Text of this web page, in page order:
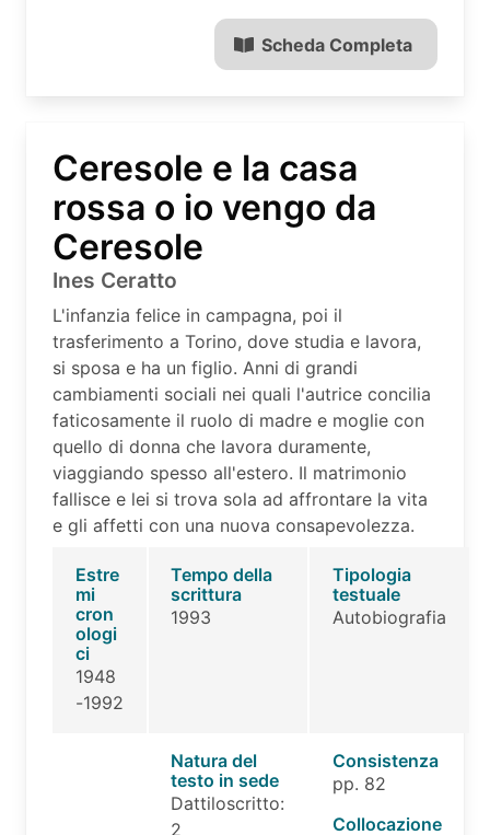
Scheda Completa
Ceresole e la casa
rossa o io vengo da
Ceresole
Ines Ceratto
L'infanzia felice in campagna, poi il
trasferimento a Torino, dove studia e lavora,
si sposa e ha un figlio. Anni di grandi
cambiamenti sociali nei quali l'autrice concilia
faticosamente il ruolo di madre e moglie con
quello di donna che lavora duramente,
viaggiando spesso all'estero. Il matrimonio
fallisce e lei si trova sola ad affrontare la vita
e gli affetti con una nuova consapevolezza.
Estre
mi
cron
ologi
ci
1948
-1992
Tempo della
scrittura
1993
Tipologia
testuale
Autobiografia
Natura del
testo in sede
Dattiloscritto:
2
Consistenza
pp. 82
Collocazione